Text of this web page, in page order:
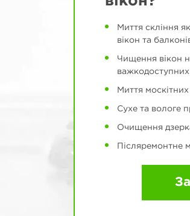
Миття скління
вікон та
Чищення вікон
важкодоступних
Миття
Сухе та вологе
Очищення
Післяремонтне